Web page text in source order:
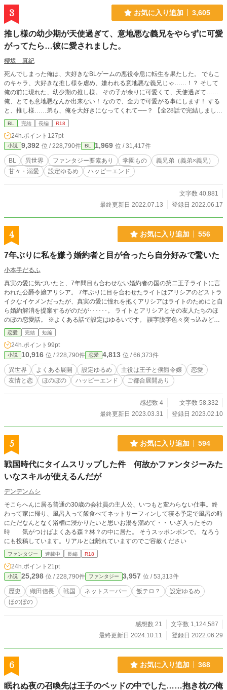
3 お気に入り追加 3,605
推し様の幼少期が天使過ぎて、意地悪な義兄をやらずに可愛
がってたら…彼に愛されました。
櫻坂 真紀
死んでしまった俺は、大好きなBLゲームの悪役令息に転生を果たした。 でもこ
のキャラ、大好きな推し様を虐め、嫌われる意地悪な義兄じゃ……！？ そして
俺の前に現れた、幼少期の推し様。 その子が余りに可愛くて、天使過ぎて……
俺、とても意地悪なんか出来ない！ なので、全力で可愛がる事にします！ する
と、推し様……弟も、俺を大好きになってくれて──？ 【全28話で完結しまし
た。R18のお話には※が付けてあります。】
BL 完結 長編 R18
24h.ポイント 127pt
小説 9,392 位 / 228,790件 BL 1,969 位 / 31,417件
BL 異世界 ファンタジー要素あり 学園もの
義兄弟（義弟×義兄）
甘々・溺愛
設定ゆるめ ハッピーエンド
文字数 40,881
最終更新日 2022.07.13
登録日 2022.06.17
4 お気に入り追加 556
7年ぶりに私を嫌う婚約者と目が合ったら自分好みで驚いた
小本手だるふ
真実の愛に気づいたと、7年間目も合わせない婚約者の国の第二王子ライトに言
われた公爵令嬢アリシア。 7年ぶりに目を合わせたライトはアリシアのどストラ
イクなイケメンだったが、真実の愛に憧れを抱くアリシアはライトのためにと自
ら婚約解消を提案するがのだが･･････。 ライトとアリシアとその友人たちのほ
のぼの恋愛話。 ※よくある話で設定はゆるいです。 誤字脱字色々突っ込みどこ
ろがあるかもしれませんが温かい目でご覧ください。
恋愛 完結 短編
24h.ポイント 99pt
小説 10,916 位 / 228,790件 恋愛 4,813 位 / 66,373件
異世界 よくある展開 設定ゆるめ 主役は王子と侯爵令嬢
恋愛
友情と恋
ほのぼの ハッピーエンド ご都合展開あり
感想数 4
文字数 58,332
最終更新日 2023.03.31
登録日 2023.02.10
5 お気に入り追加 594
戦国時代にタイムスリップした件 何故かファンタジーみた
いなスキルが使えるんだが
デンデンムシ
そこらへんに居る普通の30歳の会社員の主人公、いつもと変わらない仕事。終
わって家に帰り、風呂入って飯食べてネットサーフィンして寝る予定で風呂の時
にただなんとなく浴槽に浸かりたいと思いお湯を溜めて・・ いざ入ったその
時 気がつけばよくある森？林？の中に居た。 そうスッポンポンで。 なろう
にも投稿しています。リアルとは離れていますのでご容赦ください
ファンタジー 連載中 長編 R18
24h.ポイント 21pt
小説 25,298 位 / 228,790件 ファンタジー 3,957 位 / 53,313件
歴史 織田信長 戦国 ネットスーパー 飯テロ？
設定ゆるめ
ほのぼの
感想数 21
文字数 1,124,587
最終更新日 2024.10.11
登録日 2022.06.29
6 お気に入り追加 368
眠れぬ夜の召喚先は王子のベッドの中でした……抱き枕の俺